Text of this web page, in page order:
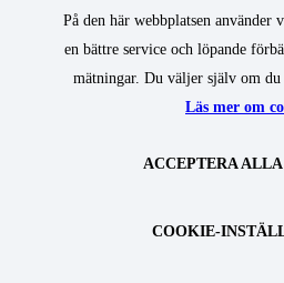
På den här webbplatsen använder
en bättre service och löpande
mätningar. Du väljer själv om
Läs mer om
ACCEPTERA
COOKIE-